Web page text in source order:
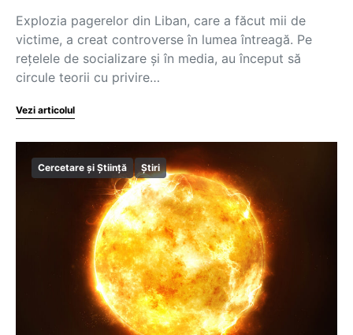
Explozia pagerelor din Liban, care a făcut mii de
victime, a creat controverse în lumea întreagă. Pe
rețelele de socializare și în media, au început să
circule teorii cu privire…
Vezi articolul
Cercetare și Știință Știri